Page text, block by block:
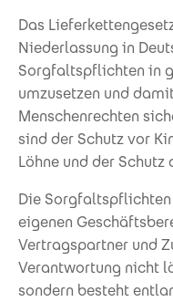
Das
Niederlassung in
Sorgfaltspflichten in
umzusetzen und
Menschenrechten
sind der Schutz vor
Löhne und der Schutz
Die
eigenen
Vertragspartner und
Verantwortung nicht
sondern besteht